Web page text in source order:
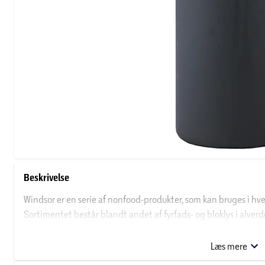
Beskrivelse
Windsor er en serie af nonfood-produkter, som kan bruges i
Sortimentet består blandt andet af fyrfads- og bloklys i
Læs mere